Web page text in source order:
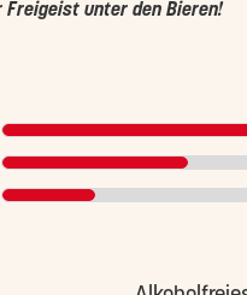
unter den Bieren!